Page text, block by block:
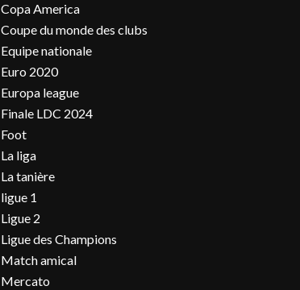
Copa America
Coupe du monde des clubs
Equipe nationale
Euro 2020
Europa league
Finale LDC 2024
Foot
La liga
La tanière
ligue 1
Ligue 2
Ligue des Champions
Match amical
Mercato